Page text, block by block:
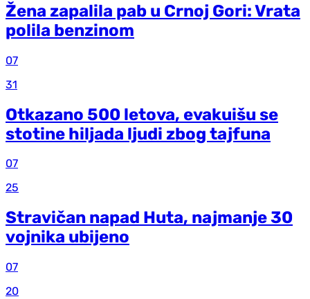
Žena zapalila pab u Crnoj Gori: Vrata
polila benzinom
07
31
Otkazano 500 letova, evakuišu se
stotine hiljada ljudi zbog tajfuna
07
25
Stravičan napad Huta, najmanje 30
vojnika ubijeno
07
20